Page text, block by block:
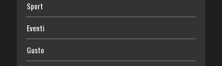
Sport
Eventi
Gusto